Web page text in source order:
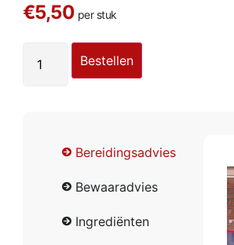
€5,50 per stuk
Bestellen
Bereidingsadvies
Bewaaradvies
Ingrediënten